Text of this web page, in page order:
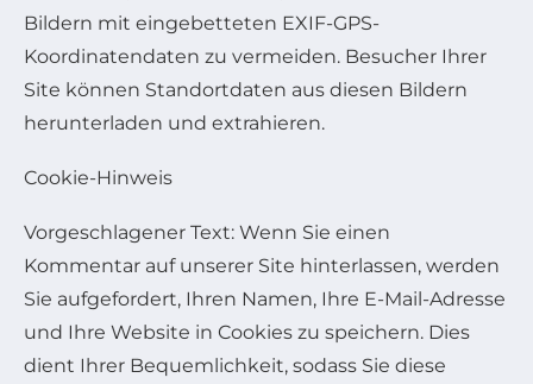
Bildern mit eingebetteten EXIF-GPS-
Koordinatendaten zu vermeiden. Besucher Ihrer
Site können Standortdaten aus diesen Bildern
herunterladen und extrahieren.
Cookie-Hinweis
Vorgeschlagener Text: Wenn Sie einen
Kommentar auf unserer Site hinterlassen, werden
Sie aufgefordert, Ihren Namen, Ihre E-Mail-Adresse
und Ihre Website in Cookies zu speichern. Dies
dient Ihrer Bequemlichkeit, sodass Sie diese